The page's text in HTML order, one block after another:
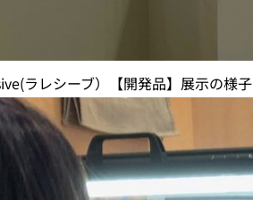
ラレシーブ）【開発品】展示の様子